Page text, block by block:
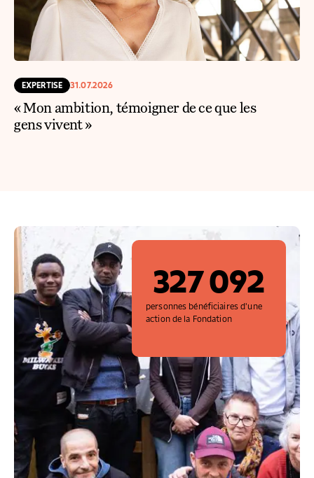
EXPERTISE 31.07.2026
« Mon ambition, témoigner de ce que les
gens vivent »
327 092
personnes bénéficiaires d'une
action de la Fondation